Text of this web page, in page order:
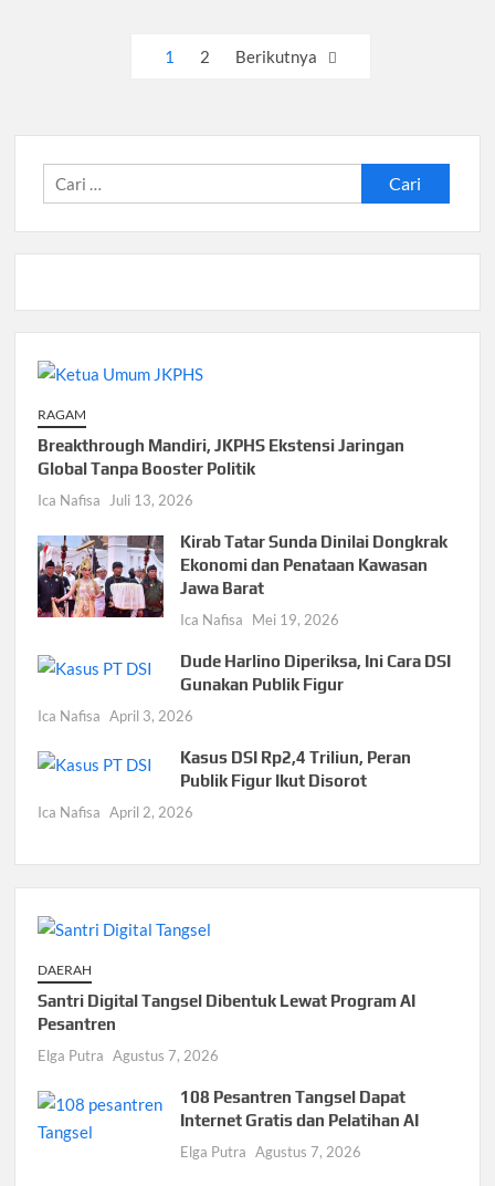
1 2 Berikutnya
Cari
untuk:
RAGAM
Breakthrough Mandiri, JKPHS Ekstensi Jaringan
Global Tanpa Booster Politik
Ica Nafisa Juli 13, 2026
Kirab Tatar Sunda Dinilai Dongkrak
Ekonomi dan Penataan Kawasan
Jawa Barat
Ica Nafisa Mei 19, 2026
Dude Harlino Diperiksa, Ini Cara DSI
Gunakan Publik Figur
Ica Nafisa April 3, 2026
Kasus DSI Rp2,4 Triliun, Peran
Publik Figur Ikut Disorot
Ica Nafisa April 2, 2026
DAERAH
Santri Digital Tangsel Dibentuk Lewat Program AI
Pesantren
Elga Putra Agustus 7, 2026
108 Pesantren Tangsel Dapat
Internet Gratis dan Pelatihan AI
Elga Putra Agustus 7, 2026